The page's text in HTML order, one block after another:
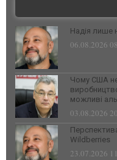
Надія лише
06.08.2026
Чому США не
можливі
03.08.2026
Wildberries
23.07.2026